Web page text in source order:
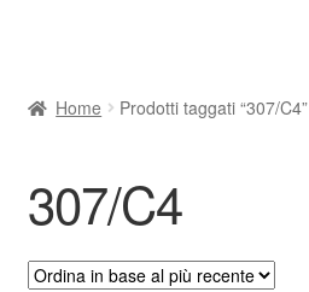
Contatto
Il mio account
Home Prodotti taggati “307/C4”
307/C4